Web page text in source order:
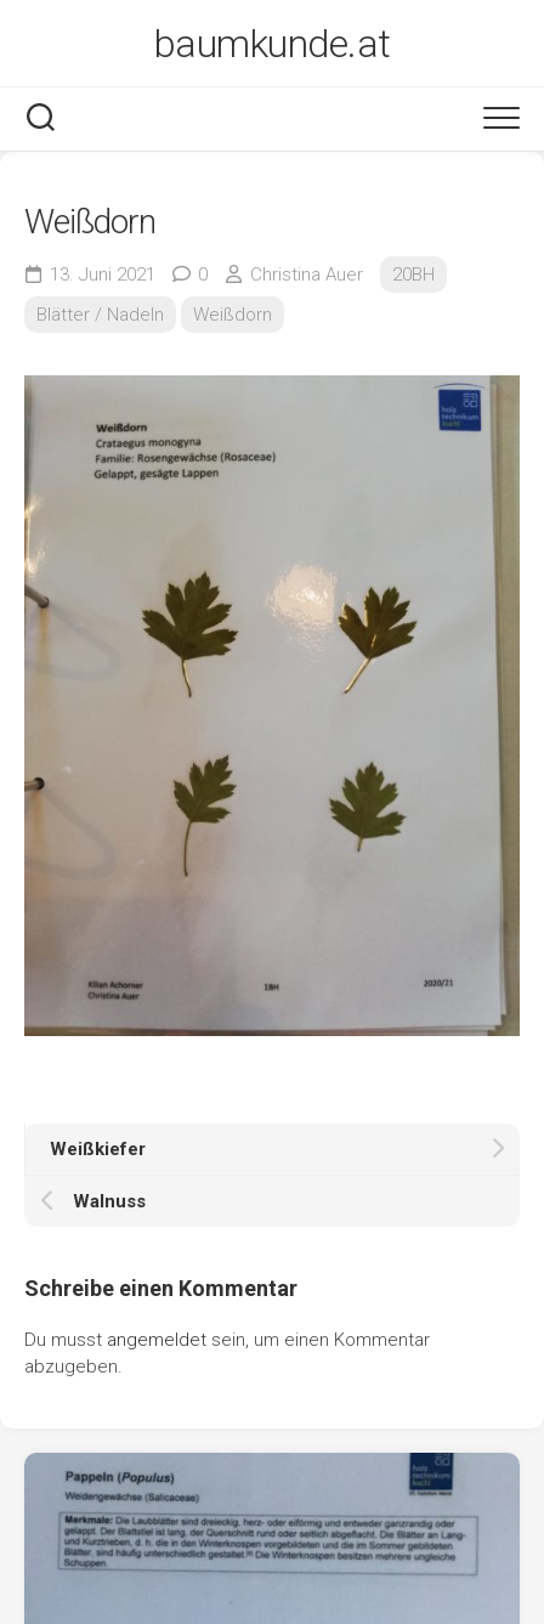
baumkunde.at
Weißdorn
13. Juni 2021 0 Christina Auer
20BH
Blätter / Nadeln
Weißdorn
Weißkiefer
Walnuss
Schreibe einen Kommentar
Du musst angemeldet sein, um einen Kommentar
abzugeben.